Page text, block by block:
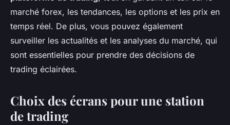
marché forex, les tendances, les options et les prix en
temps réel. De plus, vous pouvez également
surveiller les actualités et les analyses du marché, qui
sont essentielles pour prendre des décisions de
trading éclairées.
Choix des écrans pour une station
de trading